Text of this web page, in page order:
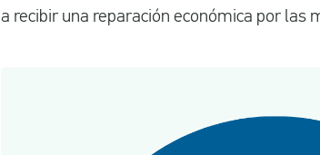
a recibir una reparación económica por las